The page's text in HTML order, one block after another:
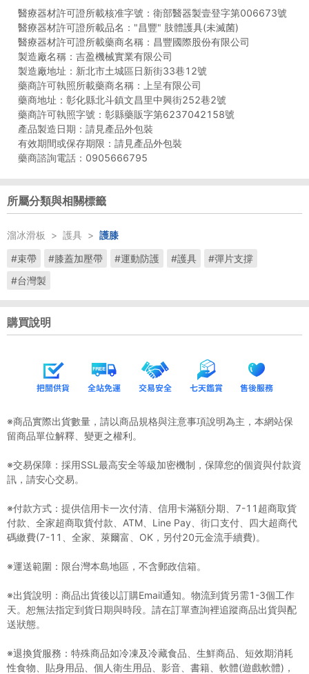
醫療器材許可證所載核准字號：衛部醫器製壹登字第006673號
醫療器材許可證所載品名："昌豐" 肢體護具(未滅菌)
醫療器材許可證所載藥商名稱：昌豐國際股份有限公司
製造廠名稱：吉盈機械實業有限公司
製造廠地址：新北市土城區日新街33巷12號
藥商許可執照所載藥商名稱：上呈有限公司
藥商地址：彰化縣北斗鎮文昌里中興街252巷2號
藥商許可執照字號：彰縣藥販字第6237042158號
產品製造日期：請見產品外包裝
有效期間或保存期限：請見產品外包裝
藥商諮詢電話：0905666795
所屬分類與相關標籤
溜冰滑板 > 護具 > 護膝
#束帶
#膝蓋加壓帶 #運動防護 #護具
#彈片支撐
#台灣製
購買說明
※商品實際出貨數量，請以商品規格與注意事項說明為主，本網站保
留商品單位解釋、變更之權利。
※交易保障：採用SSL最高安全等級加密機制，保障您的個資與付款資
訊，請安心交易。
※付款方式：提供信用卡一次付清、信用卡滿額分期、7-11超商取貨
付款、全家超商取貨付款、ATM、Line Pay、街口支付、四大超商代
碼繳費(7-11、全家、萊爾富、OK，另付20元金流手續費)。
※運送範圍：限台灣本島地區，不含郵政信箱。
※出貨說明：商品出貨後以訂購Email通知。物流到貨另需1-3個工作
天。恕無法指定到貨日期與時段。請在訂單查詢裡追蹤商品出貨與配
送狀態。
※退換貨服務：特殊商品如冷凍及冷藏食品、生鮮商品、短效期消耗
性食物、貼身用品、個人衛生用品、影音、書籍、軟體(遊戲軟體)，